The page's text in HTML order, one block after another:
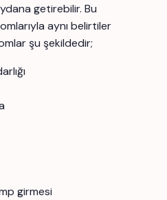
getirebilir. Bu
aynı belirtiler
şu şekildedir;
girmesi